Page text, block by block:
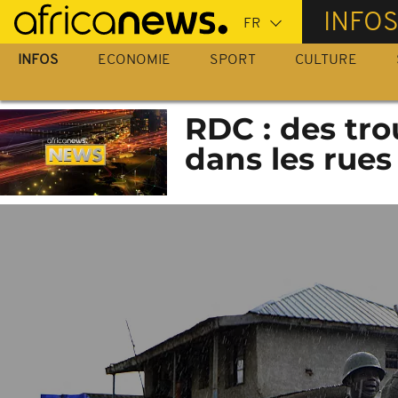
Passer
au
contenu
INFOS
INFOS ECONOMIE SPORT CULTURE
RDC : des
dans les